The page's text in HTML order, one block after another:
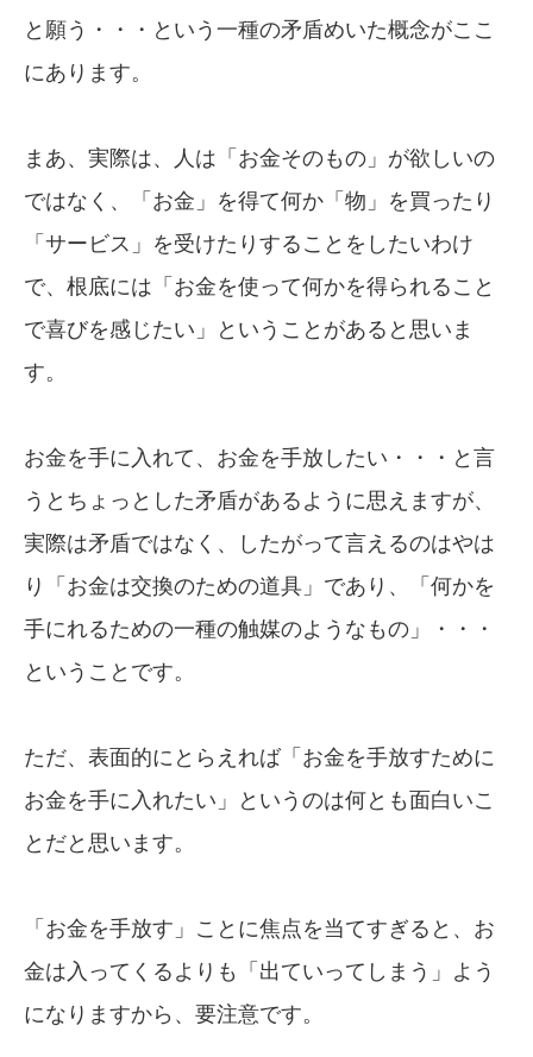
と願う・・・という一種の矛盾めいた概念がここ
にあります。
まあ、実際は、人は「お金そのもの」が欲しいの
ではなく、「お金」を得て何か「物」を買ったり
「サービス」を受けたりすることをしたいわけ
で、根底には「お金を使って何かを得られること
で喜びを感じたい」ということがあると思いま
す。
お金を手に入れて、お金を手放したい・・・と言
うとちょっとした矛盾があるように思えますが、
実際は矛盾ではなく、したがって言えるのはやは
り「お金は交換のための道具」であり、「何かを
手にれるための一種の触媒のようなもの」・・・
ということです。
ただ、表面的にとらえれば「お金を手放すために
お金を手に入れたい」というのは何とも面白いこ
とだと思います。
「お金を手放す」ことに焦点を当てすぎると、お
金は入ってくるよりも「出ていってしまう」よう
になりますから、要注意です。